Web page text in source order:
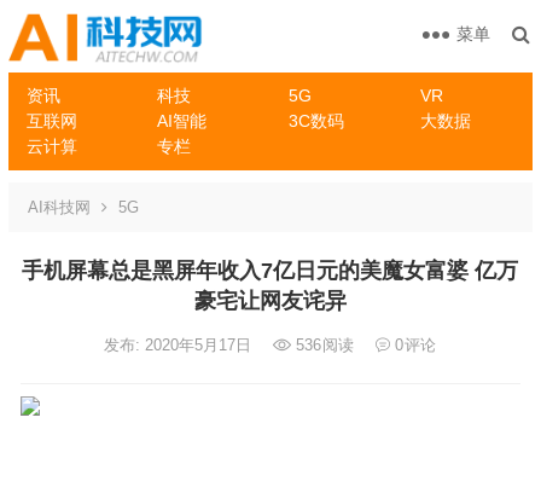
资讯 科技 5G
VR
互联网
AI智能 3C数码
大数据
云计算
专栏
菜单
AI科技网 5G
手机屏幕总是黑屏年收入7亿日元的美魔女富婆 亿万
豪宅让网友诧异
发布: 2020年5月17日 536阅读 0评论